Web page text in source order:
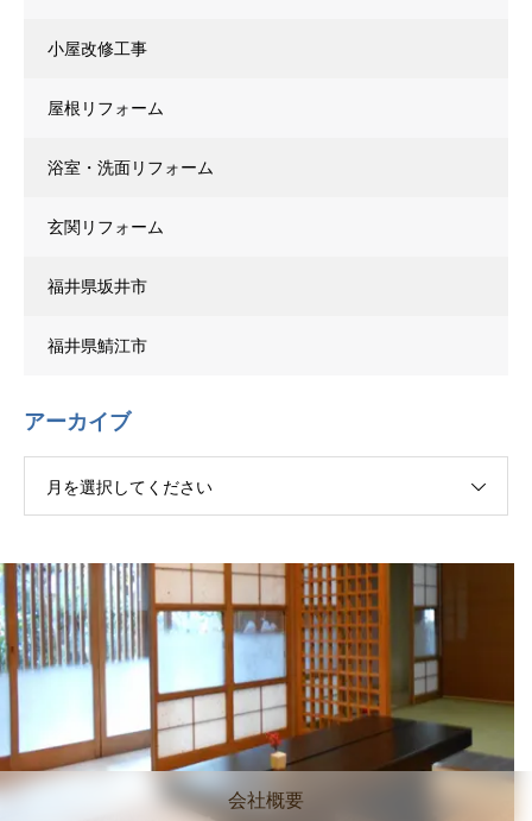
小屋改修工事
屋根リフォーム
浴室・洗面リフォーム
玄関リフォーム
福井県坂井市
福井県鯖江市
アーカイブ
月を選択してください
会社概要